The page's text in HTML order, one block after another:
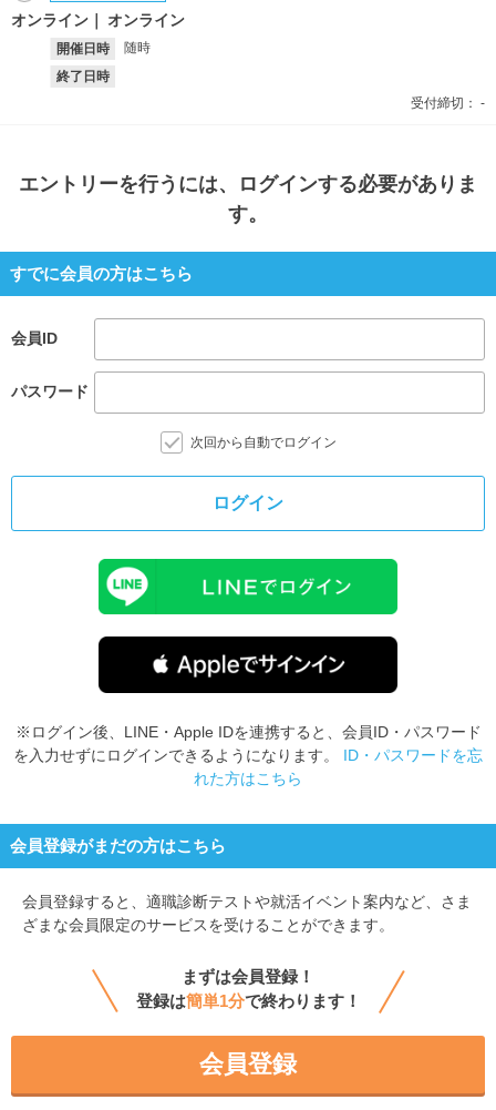
オンライン オンライン
開催日時
随時
終了日時
受付締切： -
エントリーを行うには、ログインする必要がありま
す。
すでに会員の方はこちら
会員ID
パスワード
次回から自動でログイン
ログイン
※ログイン後、LINE・Apple IDを連携すると、会員ID・パスワード
を入力せずにログインできるようになります。 ID・パスワードを忘
れた方はこちら
会員登録がまだの方はこちら
会員登録すると、 適職診断テストや就活イベント案内など、さま
ざまな会員限定のサービスを受けることができます。
まずは会員登録！
登録は簡単1分で終わります！
会員登録